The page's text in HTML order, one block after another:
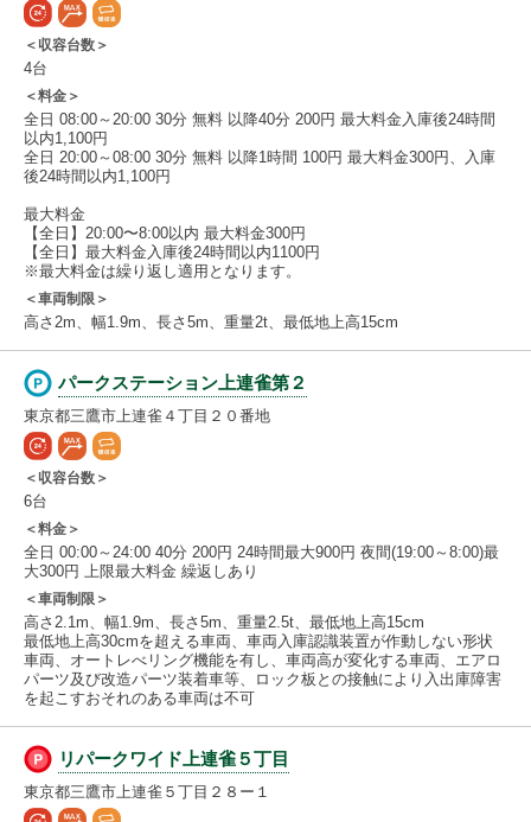
＜収容台数＞
4台
＜料金＞
全日 08:00～20:00 30分 無料 以降40分 200円 最大料金入庫後24時間
以内1,100円
全日 20:00～08:00 30分 無料 以降1時間 100円 最大料金300円、入庫
後24時間以内1,100円
最大料金
【全日】20:00〜8:00以内 最大料金300円
【全日】最大料金入庫後24時間以内1100円
※最大料金は繰り返し適用となります。
＜車両制限＞
高さ2m、幅1.9m、長さ5m、重量2t、最低地上高15cm
パークステーション上連雀第２
東京都三鷹市上連雀４丁目２０番地
＜収容台数＞
6台
＜料金＞
全日 00:00～24:00 40分 200円 24時間最大900円 夜間(19:00～8:00)最
大300円 上限最大料金 繰返しあり
＜車両制限＞
高さ2.1m、幅1.9m、長さ5m、重量2.5t、最低地上高15cm
最低地上高30cmを超える車両、車両入庫認識装置が作動しない形状
車両、オートレべリング機能を有し、車両高が変化する車両、エアロ
パーツ及び改造パーツ装着車等、ロック板との接触により入出庫障害
を起こすおそれのある車両は不可
リパークワイド上連雀５丁目
東京都三鷹市上連雀５丁目２８ー１